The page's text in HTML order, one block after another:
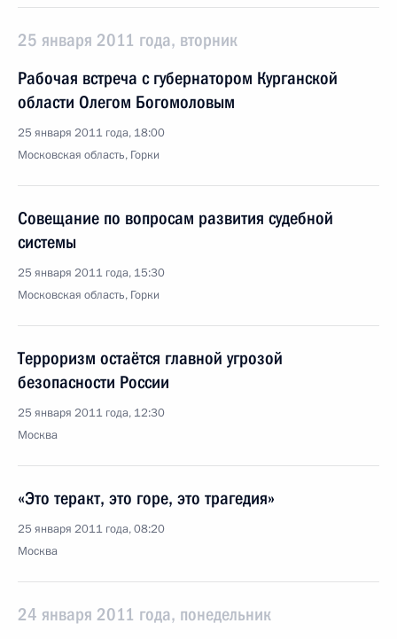
25 января 2011 года, вторник
Рабочая встреча с губернатором Курганской
области Олегом Богомоловым
25 января 2011 года, 18:00
Московская область, Горки
Совещание по вопросам развития судебной
системы
25 января 2011 года, 15:30
Московская область, Горки
Терроризм остаётся главной угрозой
безопасности России
25 января 2011 года, 12:30
Москва
«Это теракт, это горе, это трагедия»
25 января 2011 года, 08:20
Москва
24 января 2011 года, понедельник